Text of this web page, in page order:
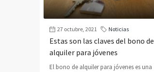
27 octubre, 2021 Noticias
Estas son las claves del bono de
alquiler para jóvenes
El bono de alquiler para jóvenes es una